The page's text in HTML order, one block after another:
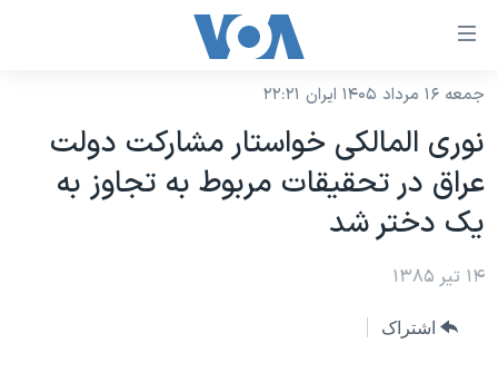
لینکهای
دسترسی
جهش
محتوای
اصلی
به
صفحه
نسخه سبک وب‌سایت
موضوع ها
آمریکا
جهان
برنامه های تلویزیونی
جدول برنامه ها
صفحه‌های ویژه
جمعه ۱۶ مرداد ۱۴۰۵ ایران ۲۲:۲۱
نوری المالکی خواستار مشارکت دولت
عراق در تحقيقات مربوط به تجاوز به
يک دختر شد
۱۴ تیر ۱۳۸۵
اشتراک